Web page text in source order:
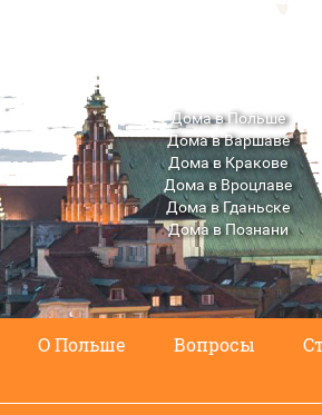
Дома в Польше
Дома в Варшаве
Дома в Кракове
Дома в Вроцлаве
Дома в Гданьске
Дома в Познани
Дома в Люблине
О Польше Вопросы